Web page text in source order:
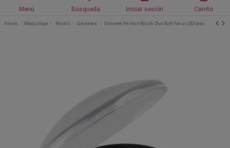
Menú Búsqueda Iniciar sesión Carrito
Inicio Maquillaje Rostro Coloretes Colorete Perfect Blush Duo Soft Focus DOrleac